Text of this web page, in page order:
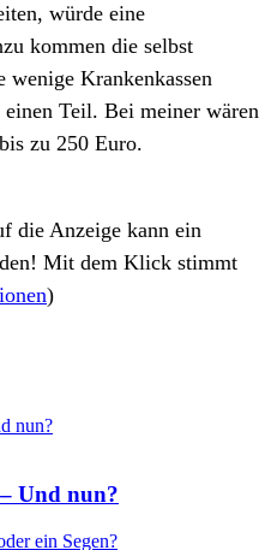
würde eine
kommen die selbst
wenige Krankenkassen
Teil. Bei meiner wären
zu 250 Euro.
die Anzeige kann ein
Mit dem Klick stimmt
)
Und nun?